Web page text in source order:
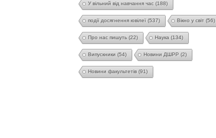
У вільний від навчання час (188)
події досягнення ювілеї (537) Вікно у світ (56)
Про нас пишуть (22) Наука (134)
Випускники (54) Новини ДШРР (2)
Новини факультетів (91)